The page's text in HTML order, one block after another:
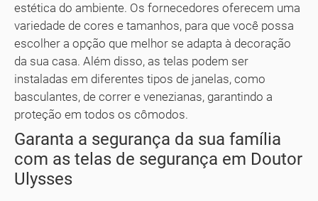
estética do ambiente. Os fornecedores oferecem uma
variedade de cores e tamanhos, para que você possa
escolher a opção que melhor se adapta à decoração
da sua casa. Além disso, as telas podem ser
instaladas em diferentes tipos de janelas, como
basculantes, de correr e venezianas, garantindo a
proteção em todos os cômodos.
Garanta a segurança da sua família
com as telas de segurança em Doutor
Ulysses